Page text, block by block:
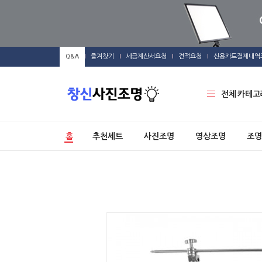
Q&A 즐겨찾기 세금계산서요청 견적요청 신용카드결제내역
전체 카테고
홈 추천세트 사진조명 영상조명 조